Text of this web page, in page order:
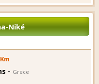
Niké
- Grece